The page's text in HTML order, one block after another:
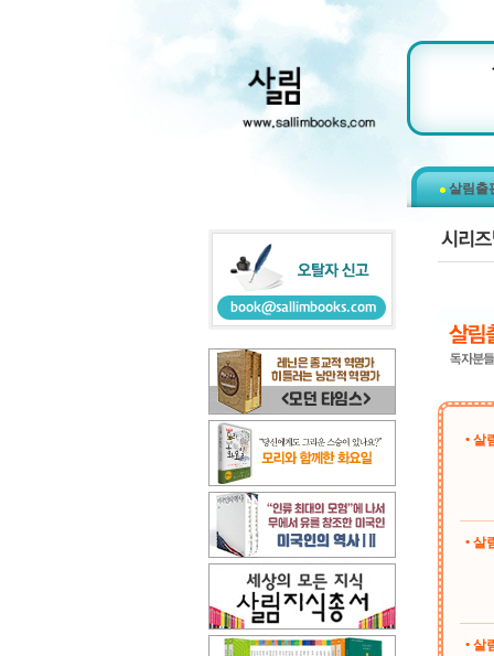
살림출
• 살
• 살
• 살